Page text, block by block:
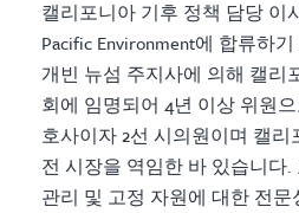
캘리포니아 기후 정책 담당 이
Pacific Environment에 합류하
개빈 뉴섬 주지사에 의해 캘리
회에 임명되어 4년 이상 위원
호사이자 2선 시의원이며 캘리
전 시장을 역임한 바 있습니다
관리 및 고정 자원에 대한 전